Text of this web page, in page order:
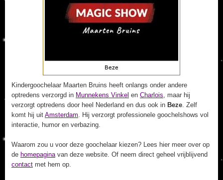
Kindergoochelaar Maarten Bruins heeft onlangs onder andere
optredens verzorgd in Munnekens Vinkel en Charlois, maar hij
verzorgt optredens door heel Nederland en dus ook in Beze. Zelf
komt hij uit Amsterdam. Hij verzorgt professionele goochelshows vol
interactie, humor en verbazing.
Waarom zou u voor deze goochelaar kiezen? Lees hier meer over op
de homepaginavan deze website. Of neem direct geheel vrijblijvend
contact met hem op.